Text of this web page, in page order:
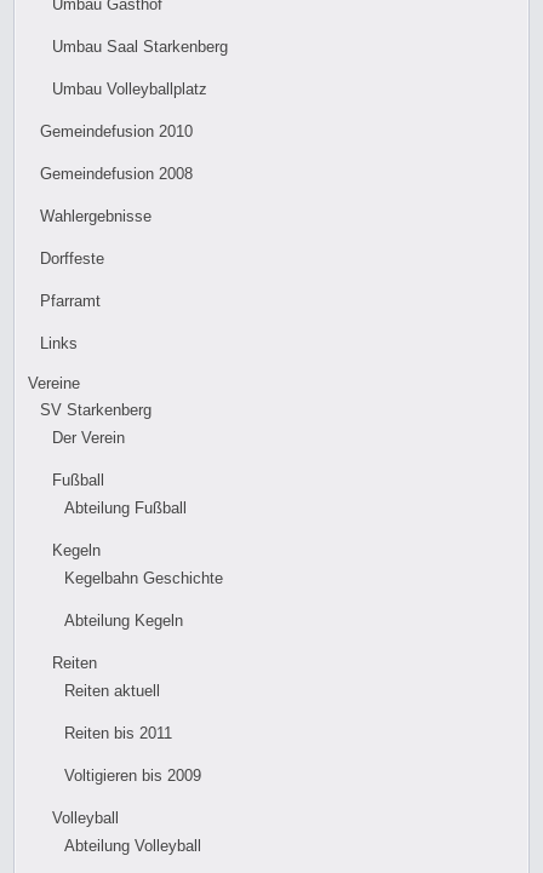
Umbau Gasthof
Umbau Saal Starkenberg
Umbau Volleyballplatz
Gemeindefusion 2010
Gemeindefusion 2008
Wahlergebnisse
Dorffeste
Pfarramt
Links
Vereine
SV Starkenberg
Der Verein
Fußball
Abteilung Fußball
Kegeln
Kegelbahn Geschichte
Abteilung Kegeln
Reiten
Reiten aktuell
Reiten bis 2011
Voltigieren bis 2009
Volleyball
Abteilung Volleyball